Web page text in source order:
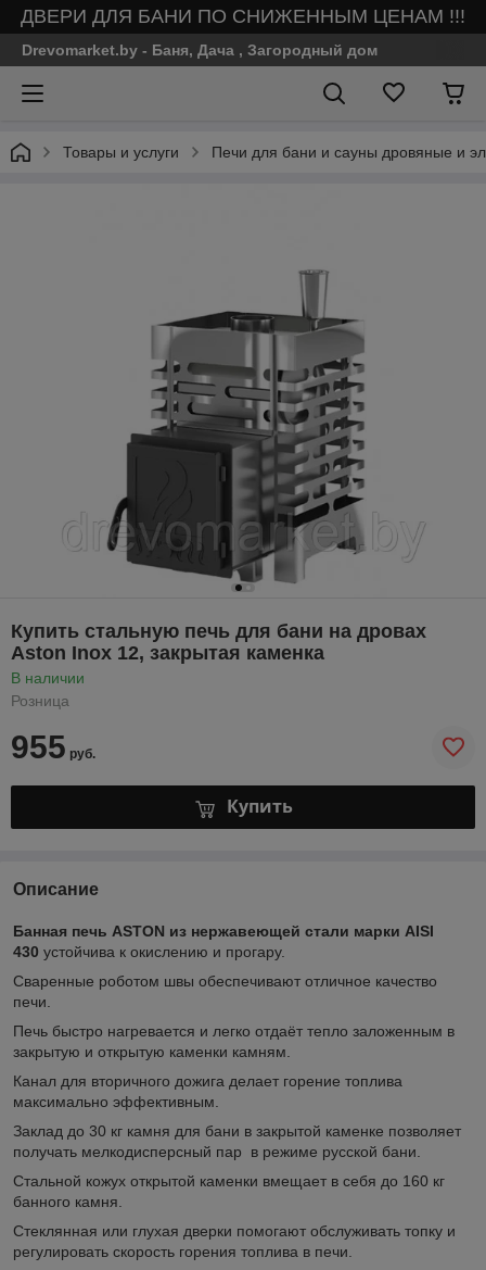
ДВЕРИ ДЛЯ БАНИ ПО СНИЖЕННЫМ ЦЕНАМ !!!
Drevomarket.by - Баня, Дача , Загородный дом
Товары и услуги Печи для бани и сауны дровяные и
Купить стальную печь для бани на дровах
Aston Inox 12, закрытая каменка
В наличии
Розница
955 руб.
Купить
Описание
Банная печь ASTON из нержавеющей стали марки AISI
430 устойчива к окислению и прогару.
Сваренные роботом швы обеспечивают отличное качество
печи.
Печь быстро нагревается и легко отдаёт тепло заложенным в
закрытую и открытую каменки камням.
Канал для вторичного дожига делает горение топлива
максимально эффективным.
Заклад до 30 кг камня для бани в закрытой каменке позволяет
получать мелкодисперсный пар в режиме русской бани.
Стальной кожух открытой каменки вмещает в себя до 160 кг
банного камня.
Стеклянная или глухая дверки помогают обслуживать топку и
регулировать скорость горения топлива в печи.